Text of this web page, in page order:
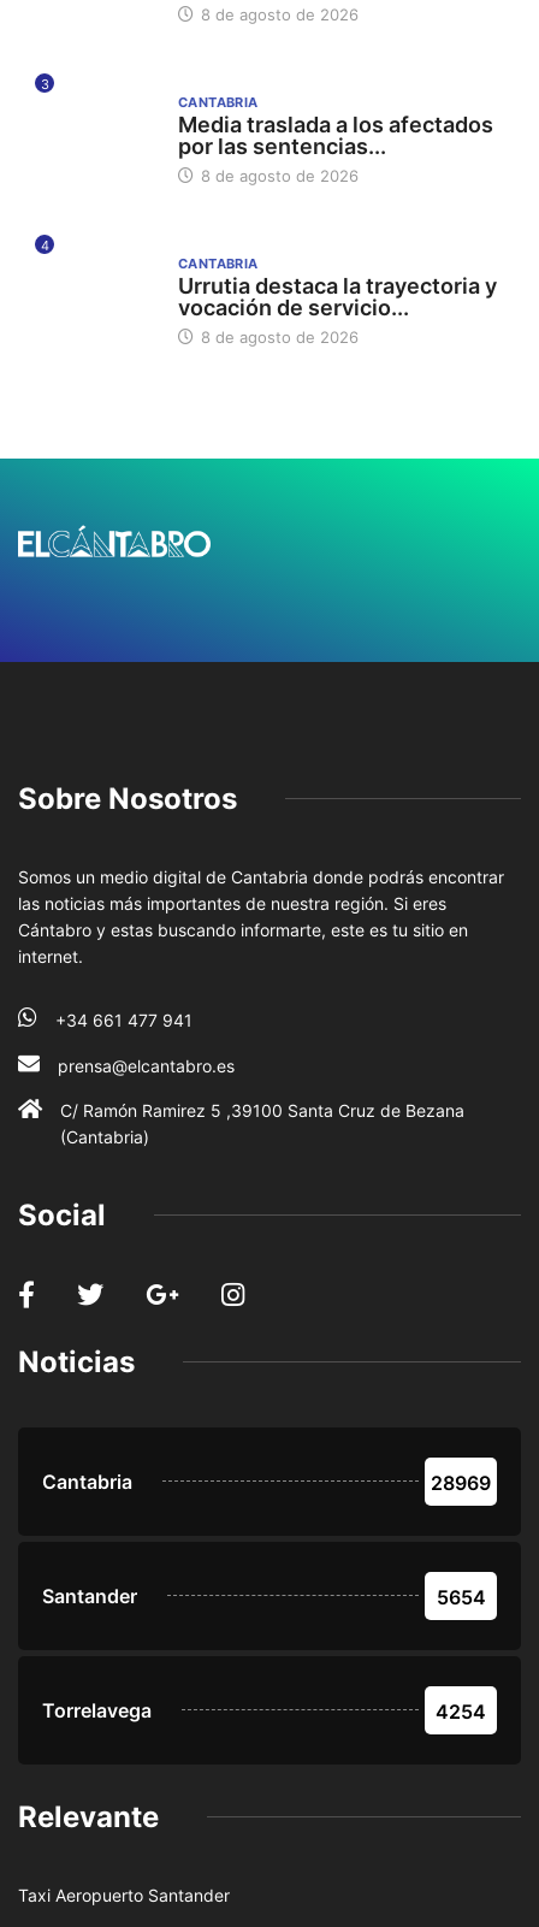
8 de agosto de 2026
3
CANTABRIA
Media traslada a los afectados
por las sentencias...
8 de agosto de 2026
4
CANTABRIA
Urrutia destaca la trayectoria y
vocación de servicio...
8 de agosto de 2026
Sobre Nosotros
Somos un medio digital de Cantabria donde podrás encontrar
las noticias más importantes de nuestra región. Si eres
Cántabro y estas buscando informarte, este es tu sitio en
internet.
+34 661 477 941
prensa@elcantabro.es
C/ Ramón Ramirez 5 ,39100 Santa Cruz de Bezana
(Cantabria)
Social
Noticias
Cantabria 28969
Santander 5654
Torrelavega 4254
Relevante
Taxi Aeropuerto Santander